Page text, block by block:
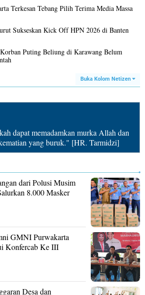
Terkesan Tebang Pilih Terima Media Massa
Sukseskan Kick Off HPN 2026 di Banten
Puting Beliung di Karawang Belum
Buka Kolom Netizen
dapat memadamkan murka Allah dan
yang buruk." [HR. Tarmidzi]
dari Polusi Musim
8.000 Masker
GMNI Purwakarta
Konfercab Ke III
Desa dan